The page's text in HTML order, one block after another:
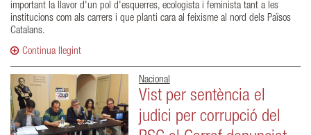
important la llavor d'un pol d'esquerres, ecologista i feminista tant a les
institucions com als carrers i que planti cara al feixisme al nord dels Països
Catalans.
Continua llegint
Nacional
Vist per sentència el
judici per corrupció del